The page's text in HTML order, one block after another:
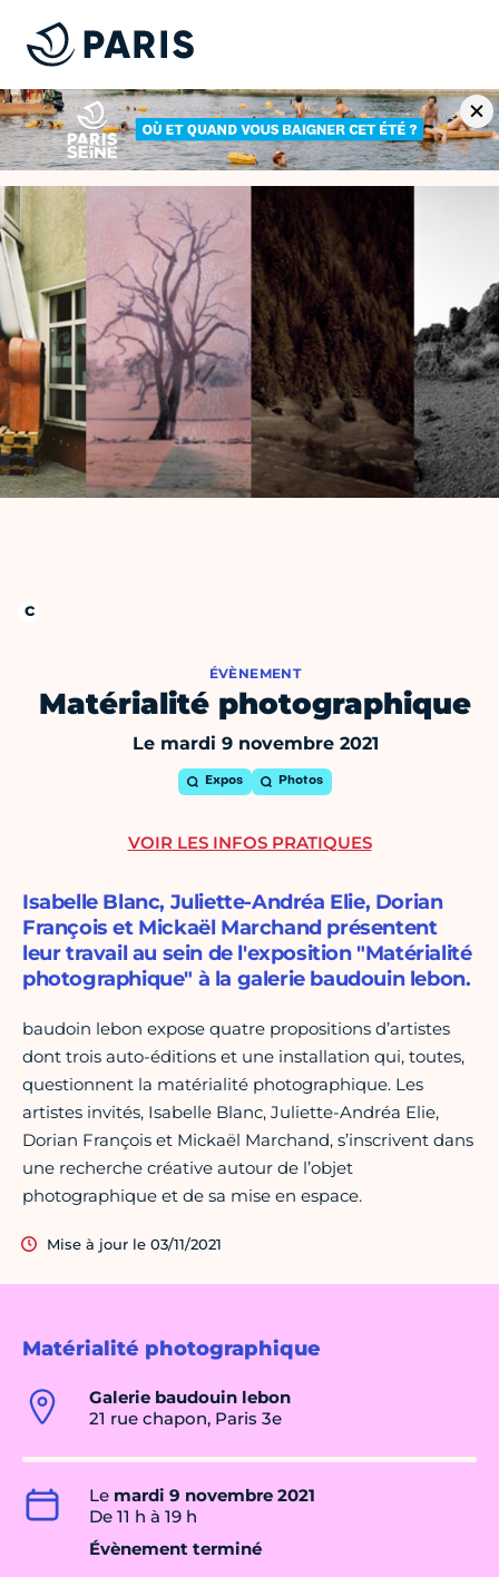
ÉVÈNEMENT
Matérialité photographique
Le mardi 9 novembre 2021
Expos Photos
Matérialité photographique
Galerie baudouin lebon
21 rue chapon, Paris 3e
Le mardi 9 novembre 2021
De 11 h à 19 h
Évènement terminé
Isabelle Blanc, Juliette-Andréa Elie, Dorian
François et Mickaël Marchand présentent
leur travail au sein de l'exposition "Matérialité
photographique" à la galerie baudouin lebon.
baudoin lebon expose quatre propositions d’artistes
dont trois auto-éditions et une installation qui, toutes,
questionnent la matérialité photographique. Les
artistes invités, Isabelle Blanc, Juliette-Andréa Elie,
Dorian François et Mickaël Marchand, s’inscrivent dans
une recherche créative autour de l’objet
photographique et de sa mise en espace.
Mise à jour le 03/11/2021
VOIR LES INFOS PRATIQUES